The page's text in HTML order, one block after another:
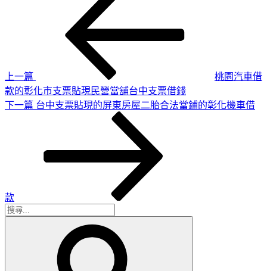
上一篇
桃園汽車借
款的彰化市支票貼現民營當舖台中支票借錢
下
下一篇 台中支票貼現的屏東房屋二胎合法當鋪的彰化機車借
款
搜